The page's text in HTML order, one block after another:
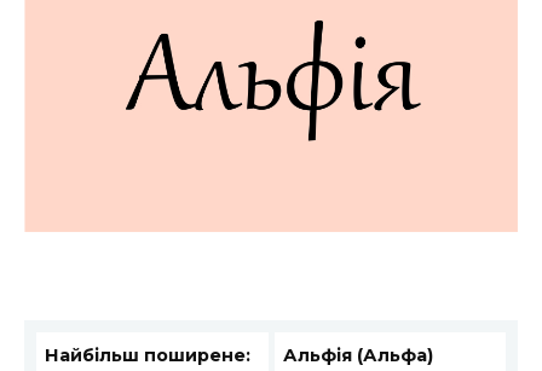
Найбільш поширене: Альфія (Альфа)